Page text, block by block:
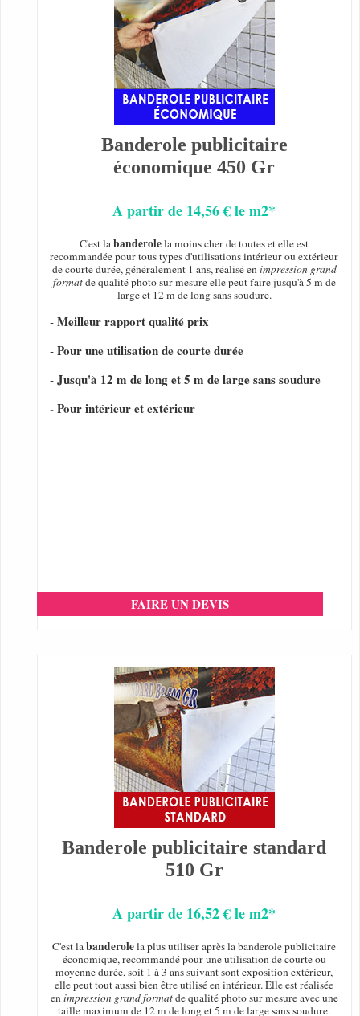
Banderole publicitaire
économique 450 Gr
A partir de 14,56 € le m2*
C'est labanderolela moins cher de toutes et elle est
recommandée pour tous types d'utilisations intérieur ou extérieur
de courte durée, généralement 1 ans, réalisé enimpression grand
formatde qualité photo sur mesure elle peut faire jusqu'à 5 m de
large et 12 m de long sans soudure.
- Meilleur rapport qualité prix
- Pour une utilisation de courte durée
- Jusqu'à 12 m de long et 5 m de large sans soudure
- Pour intérieur et extérieur
FAIRE UN DEVIS
Banderole publicitaire standard
510 Gr
A partir de 16,52 € le m2*
C'est labanderolela plus utiliser après la banderole publicitaire
économique, recommandé pour une utilisation de courte ou
moyenne durée, soit 1 à 3 ans suivant sont exposition extérieur,
elle peut tout aussi bien être utilisé en intérieur. Elle est réalisée
enimpression grand formatde qualité photo sur mesure avec une
taille maximum de 12 m de long et 5 m de large sans soudure.